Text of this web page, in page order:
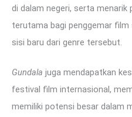
di dalam negeri, serta menarik
terutama bagi penggemar
sisi baru dari genre tersebut.
Gundala juga mendapatkan
festival film internasional,
memiliki potensi besar dalam